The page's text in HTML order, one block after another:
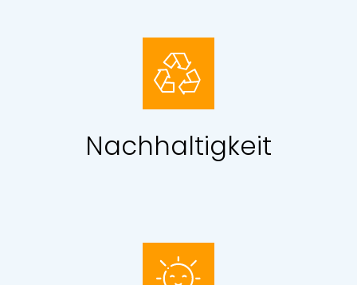
Nachhaltigkeit